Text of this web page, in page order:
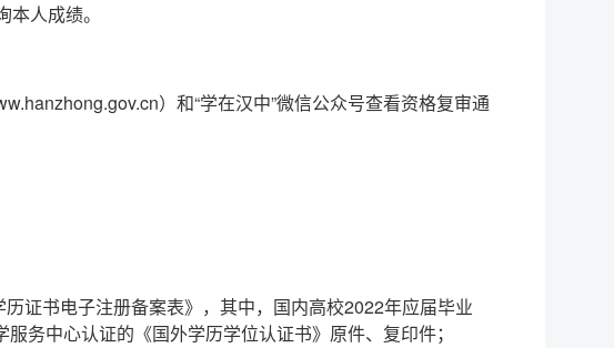
人成绩。
）和“学在汉中”微信公众号查看资格复审通
证书电子注册备案表》，其中，国内高校2022年应届毕业
务中心认证的《国外学历学位认证书》原件、复印件；